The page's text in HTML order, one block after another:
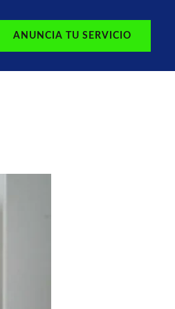
ANUNCIA TU SERVICIO